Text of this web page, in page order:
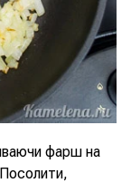
фарш на